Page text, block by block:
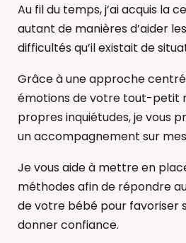
Au fil du temps, j’ai acquis la
autant de manières d’aider
difficultés qu’il existait de
Grâce à une approche
émotions de votre tout-petit
propres inquiétudes, je vous
un accompagnement sur
Je vous aide à mettre en
méthodes afin de répondre
de votre bébé pour favoriser
donner confiance.